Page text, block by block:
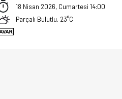
18 Nisan 2026, Cumartesi 14:00
Parçalı Bulutlu, 23°C